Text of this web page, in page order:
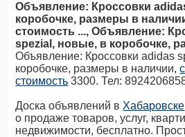
Объявление: Кроссовки
коробочке, размеры в
стоимость ..., Объявление:
spezial, новые, в коробочке,
Объявление: Кроссовки adidas
коробочке, размеры в наличии,
стоимость 3300. Тел:
Доска объявлений в Хабаровске
о продаже товаров, услуг,
недвижимости, бесплатно.